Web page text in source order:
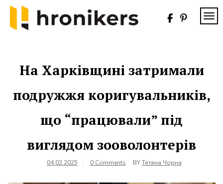
Skip
content
На Харківщині затримали
подружжя коригувальників,
що “працювали” під
виглядом зооволонтерів
04.02.2025 0 Comments BYТетяна Чорна